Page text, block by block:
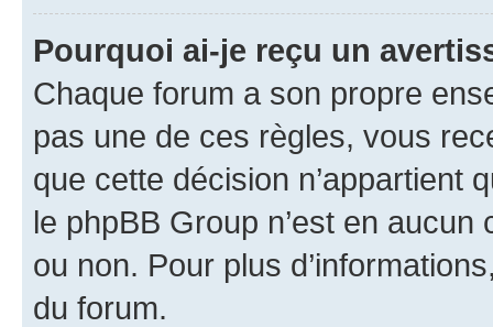
Pourquoi ai-je reçu un
Chaque forum a son propre
pas une de ces règles, vous
que cette décision n’appartient
le phpBB Group n’est en
ou non. Pour plus
du forum.